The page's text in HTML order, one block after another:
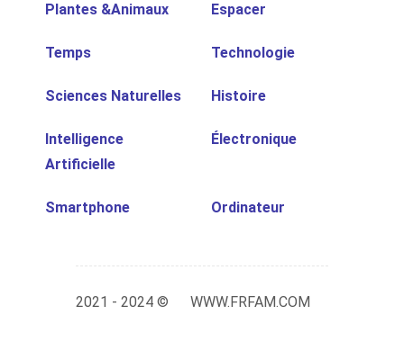
Plantes &Animaux Espacer
Temps Technologie
Sciences Naturelles Histoire
Intelligence
Artificielle
Électronique
Smartphone Ordinateur
2021 - 2024 © WWW.FRFAM.COM